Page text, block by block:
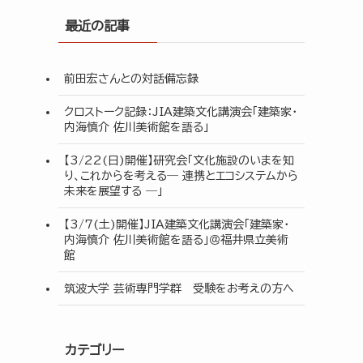
最近の記事
前田宏さんとの対話備忘録
クロストーク記録：JIA建築文化講演会「建築家・
内海慎介 佐川美術館を語る」
【3/22(日)開催】研究会「文化施設のいまを知
り、これからを考える― 連携とエコシステムから
未来を展望する ―」
【3/7(土)開催】JIA建築文化講演会「建築家・
内海慎介 佐川美術館を語る」＠福井県立美術
館
筑波大学 芸術専門学群 受験をお考えの方へ
カテゴリー